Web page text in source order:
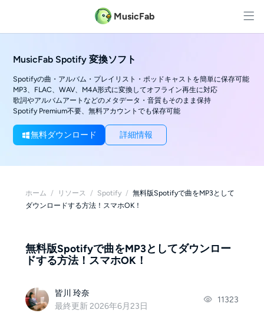
MusicFab
MusicFab Spotify 変換ソフト
Spotifyの曲・アルバム・プレイリスト・ポッドキャストを簡単に保存可能
MP3、FLAC、WAV、M4A形式に変換してオフライン再生に対応
歌詞やアルバムアートなどのメタデータ・音質もそのまま保持
Spotify Premium不要、無料アカウントでも保存可能
無料ダウンロード 詳細情報
ホーム / リソース / Spotify / 無料版Spotifyで曲をMP3として
ダウンロードする方法！スマホOK！
無料版Spotifyで曲をMP3としてダウンロー
ドする方法！スマホOK！
皆川 玲奈
最終更新 2026年6月23日
11323